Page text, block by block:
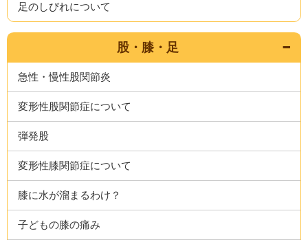
足のしびれについて
股・膝・足
急性・慢性股関節炎
変形性股関節症について
弾発股
変形性膝関節症について
膝に水が溜まるわけ？
子どもの膝の痛み